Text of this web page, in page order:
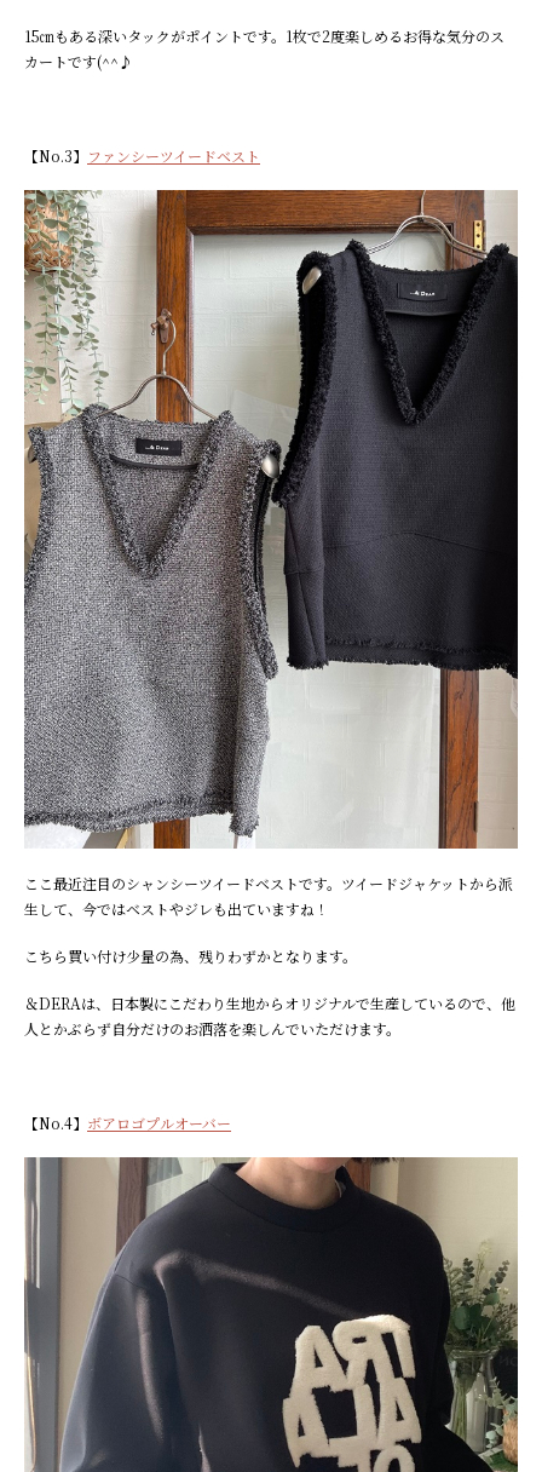
15㎝もある深いタックがポイントです。1枚で2度楽しめるお得な気分のス
カートです(^^♪
【No.3】 ファンシーツイードベスト
ここ最近注目のシャンシーツイードベストです。ツイードジャケットから派
生して、今ではベストやジレも出ていますね！
こちら買い付け少量の為、残りわずかとなります。
＆DERAは、日本製にこだわり生地からオリジナルで生産しているので、他
人とかぶらず自分だけのお洒落を楽しんでいただけます。
【No.4】 ボアロゴプルオーバー